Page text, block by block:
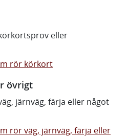
eller
rör körkort
övrigt
järnväg, färja eller något
rör väg, järnväg, färja eller